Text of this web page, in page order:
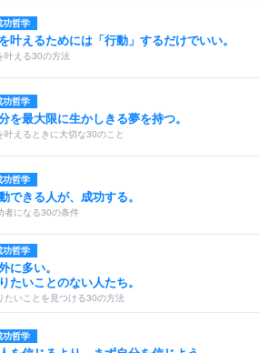
功哲学
叶えるためには「行動」するだけでいい。
叶える30の方法
功哲学
を最大限に生かしきる夢を持つ。
叶えるときに大切な30のこと
功哲学
できる人が、成功する。
者になる30の条件
功哲学
に多い。
たいことのない人たち。
たいことを見つける30の方法
功哲学